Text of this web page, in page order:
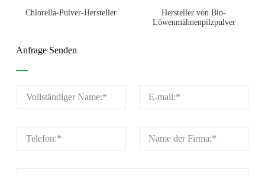
Chlorella-Pulver-Hersteller
Hersteller von Bio-
Löwenmähnenpilzpulver
Anfrage Senden